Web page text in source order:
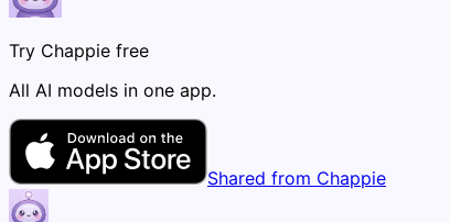
Try Chappie free
All AI models in one app.
Shared from Chappie